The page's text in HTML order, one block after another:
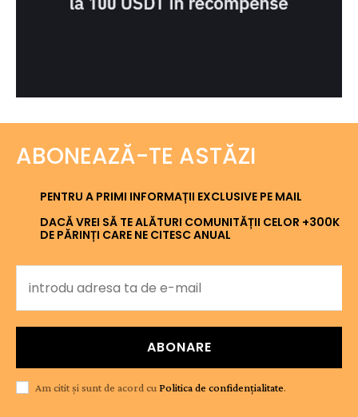
ABONEAZĂ-TE ASTĂZI
PENTRU A PRIMI INFORMAȚII EXCLUSIVE PE MAIL
DACĂ VREI SĂ TE ALĂTURI COMUNITĂȚII CELOR +300K
DE PĂRINȚI CARE NE CITESC ANUAL
ABONARE
Am citit și sunt de acord cu Politica de confidențialitate.